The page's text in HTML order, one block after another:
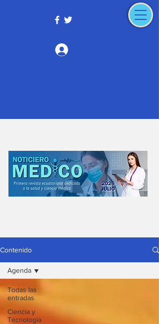
Contenido
Todas las
entradas
Ciencia y
Tecnología
Agenda